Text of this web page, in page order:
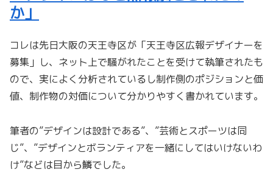
か」
コレは先日大阪の天王寺区が「天王寺区広報デザイナーを
募集」し、ネット上で騒がれたことを受けて執筆されたも
ので、実によく分析されているし制作側のポジションと価
値、制作物の対価について分かりやすく書かれています。
筆者の”デザインは設計である”、”芸術とスポーツは同
じ”、”デザインとボランティアを一緒にしてはいけないわ
け”などは目から鱗でした。